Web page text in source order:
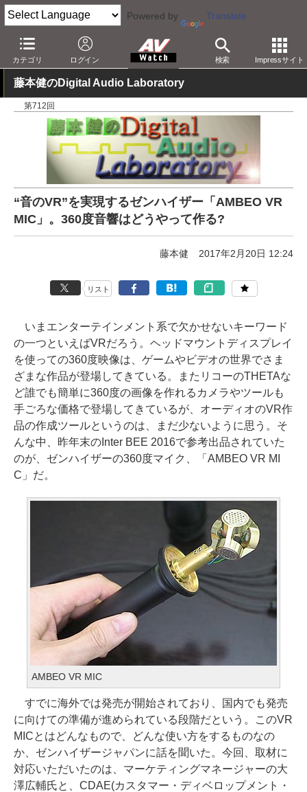
Powered by Translate
カテゴリ ログイン 検索 Impressサイト
AV Watch 製品 音楽制作
藤本健のDigital Audio Laboratory
第712回
“音のVR”を実現するゼンハイザー「AMBEO VR
MIC」。360度音響はどうやって作る?
藤本健 2017年2月20日 12:24
リスト
いまエンターテインメント系で欠かせないキーワード
の一つといえばVRだろう。ヘッドマウントディスプレイ
を使っての360度映像は、ゲームやビデオの世界でさま
ざまな作品が登場してきている。またリコーのTHETAな
ど誰でも簡単に360度の画像を作れるカメラやツールも
手ごろな価格で登場してきているが、オーディオのVR作
品の作成ツールというのは、まだ少ないように思う。そ
んな中、昨年末のInter BEE 2016で参考出品されていた
のが、ゼンハイザーの360度マイク、「AMBEO VR MI
C」だ。
AMBEO VR MIC
すでに海外では発売が開始されており、国内でも発売
に向けての準備が進められている段階だという。このVR
MICとはどんなもので、どんな使い方をするものなの
か、ゼンハイザージャパンに話を聞いた。今回、取材に
対応いただいたのは、マーケティングマネージャーの大
澤広輔氏と、CDAE(カスタマー・ディベロップメント・